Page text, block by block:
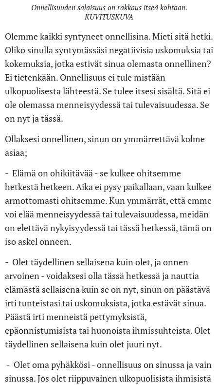
Onnellisuuden salaisuus on rakkaus itseä kohtaan.
KUVITUSKUVA
Olemme kaikki syntyneet onnellisina. Mieti sitä hetki.
Oliko sinulla syntymässäsi negatiivisia uskomuksia tai
kokemuksia, jotka estivät sinua olemasta onnellinen?
Ei tietenkään. Onnellisuus ei tule mistään
ulkopuolisesta lähteestä. Se tulee itsesi sisältä. Sitä ei
ole olemassa menneisyydessä tai tulevaisuudessa. Se
on nyt ja tässä.
Ollaksesi onnellinen, sinun on ymmärrettävä kolme
asiaa;
- Elämä on ohikiitävää - se kulkee ohitsemme
hetkestä hetkeen. Aika ei pysy paikallaan, vaan kulkee
armottomasti ohitsemme. Kun ymmärrät, että emme
voi elää menneisyydessä tai tulevaisuudessa, meidän
on elettävä nykyisyydessä tai tässä hetkessä, tämä on
iso askel onneen.
- Olet täydellinen sellaisena kuin olet, ja onnen
arvoinen - voidaksesi olla tässä hetkessä ja nauttia
elämästä sellaisena kuin se on nyt, sinun on päästävä
irti tunteistasi tai uskomuksista, jotka estävät sinua.
Päästä irti menneistä pettymyksistä,
epäonnistumisista tai huonoista ihmissuhteista. Olet
täydellinen sellaisena kuin olet juuri nyt.
- Olet oma pyhäkkösi - onnellisuus on sinussa ja vain
sinussa. Jos olet riippuvainen ulkopuolisista ihmisistä